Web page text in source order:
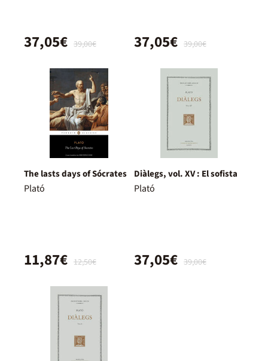
39,00€
37,05€ 39,00€
37,05€
The lasts days of Sócrates
Plató
12,50€
11,87€
Diàlegs, vol. XV : El sofista
Plató
39,00€
37,05€